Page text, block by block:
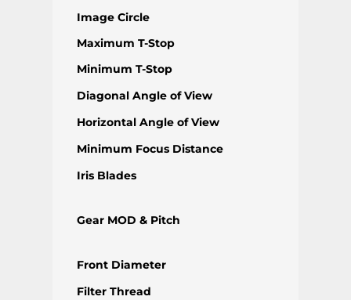
Image Circle
Maximum T-Stop
Minimum T-Stop
Diagonal Angle of View
Horizontal Angle of View
Minimum Focus Distance
Iris Blades
Gear MOD & Pitch
Front Diameter
Filter Thread